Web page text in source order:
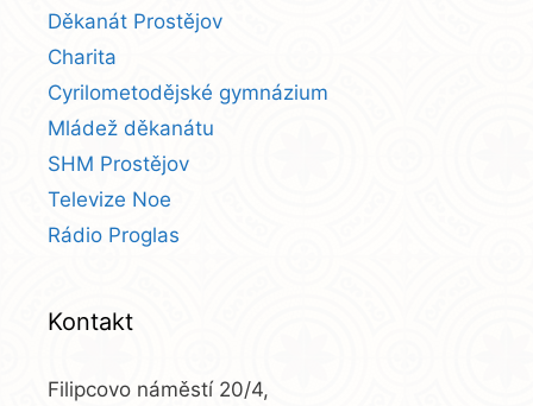
Děkanát Prostějov
Charita
Cyrilometodějské gymnázium
Mládež děkanátu
SHM Prostějov
Televize Noe
Rádio Proglas
Kontakt
Filipcovo náměstí 20/4,